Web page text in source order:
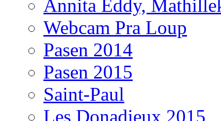
Annita Eddy,
Webcam Pra Loup
Pasen 2014
Pasen 2015
Saint-Paul
Les Donadieux 2015